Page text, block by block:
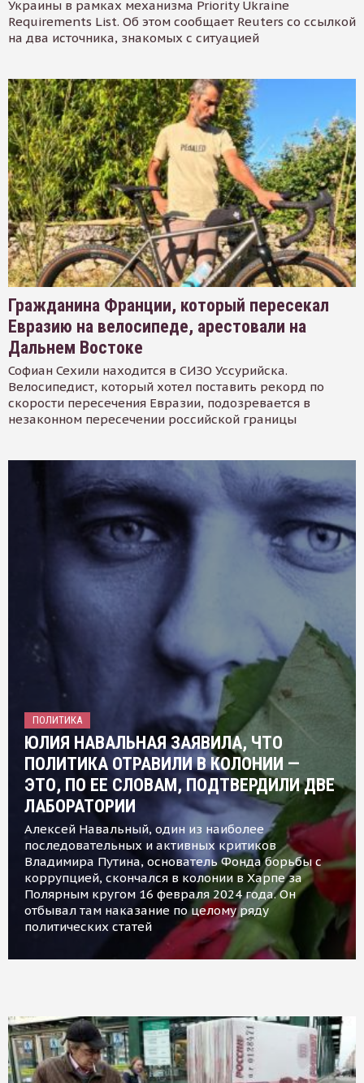
Украины в рамках механизма Priority Ukraine
Requirements List. Об этом сообщает Reuters со ссылкой
на два источника, знакомых с ситуацией
Гражданина Франции, который пересекал
Евразию на велосипеде, арестовали на
Дальнем Востоке
Софиан Сехили находится в СИЗО Уссурийска.
Велосипедист, который хотел поставить рекорд по
скорости пересечения Евразии, подозревается в
незаконном пересечении российской границы
ПОЛИТИКА
ЮЛИЯ НАВАЛЬНАЯ ЗАЯВИЛА, ЧТО
ПОЛИТИКА ОТРАВИЛИ В КОЛОНИИ —
ЭТО, ПО ЕЕ СЛОВАМ, ПОДТВЕРДИЛИ ДВЕ
ЛАБОРАТОРИИ
Алексей Навальный, один из наиболее
последовательных и активных критиков
Владимира Путина, основатель Фонда борьбы с
коррупцией, скончался в колонии в Харпе за
Полярным кругом 16 февраля 2024 года. Он
отбывал там наказание по целому ряду
политических статей